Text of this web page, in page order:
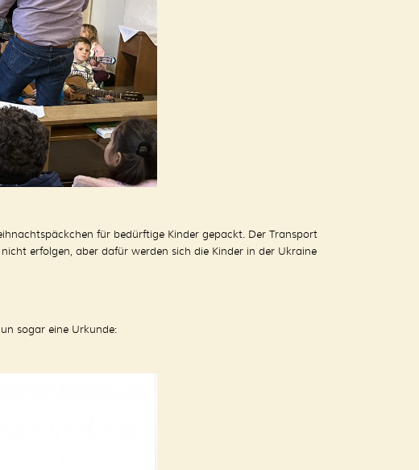
für bedürftige Kinder gepackt. Der Transport
erfolgen, aber dafür werden sich die Kinder in der Ukraine
sogar eine Urkunde: